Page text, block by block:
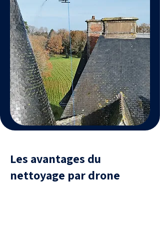
Les avantages du
nettoyage par drone